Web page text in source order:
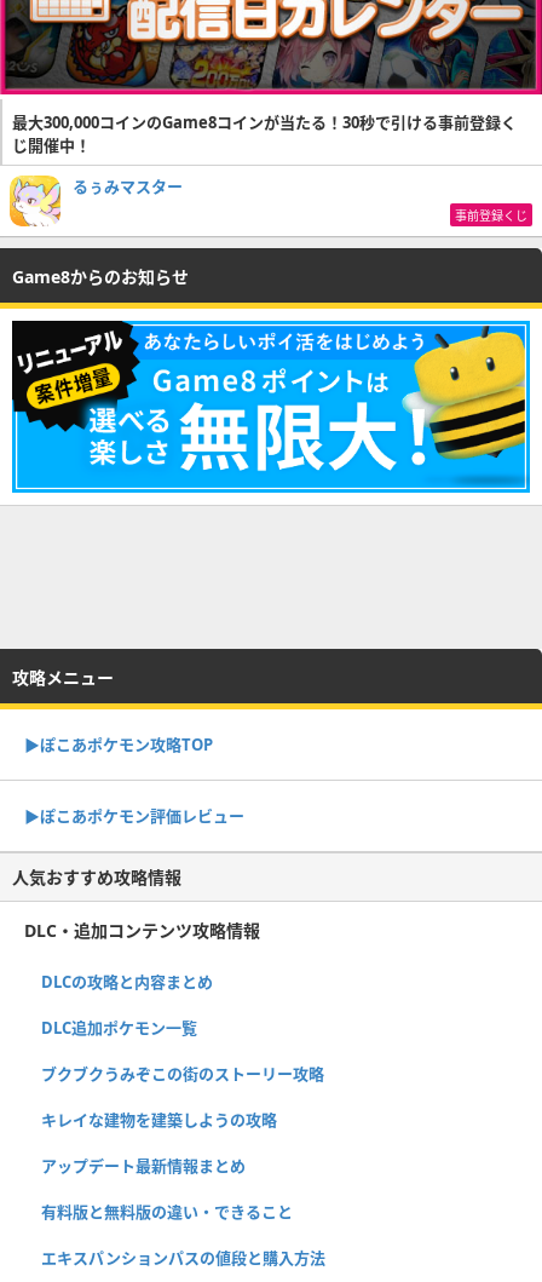
最大300,000コインのGame8コインが当たる！30秒で引ける事前登録く
じ開催中！
るぅみマスター
事前登録くじ
Game8からのお知らせ
攻略メニュー
▶︎ぽこあポケモン攻略TOP
▶︎ぽこあポケモン評価レビュー
人気おすすめ攻略情報
DLC・追加コンテンツ攻略情報
DLCの攻略と内容まとめ
DLC追加ポケモン一覧
ブクブクうみぞこの街のストーリー攻略
キレイな建物を建築しようの攻略
アップデート最新情報まとめ
有料版と無料版の違い・できること
エキスパンションパスの値段と購入方法